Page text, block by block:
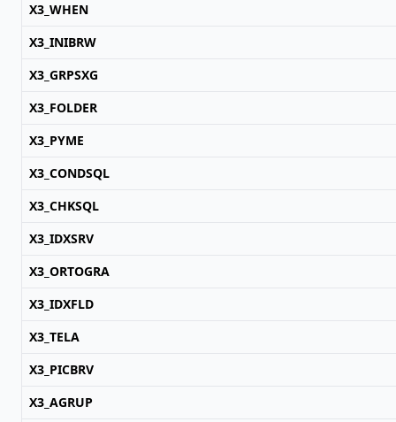
X3_WHEN
X3_INIBRW
X3_GRPSXG
X3_FOLDER
X3_PYME
X3_CONDSQL
X3_CHKSQL
X3_IDXSRV
X3_ORTOGRA
X3_IDXFLD
X3_TELA
X3_PICBRV
X3_AGRUP